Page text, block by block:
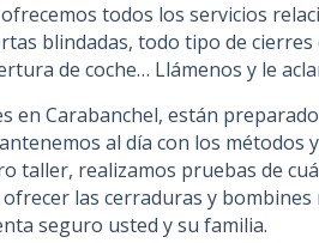
todos los servicios
blindadas, todo tipo de
de coche… Llámenos y le
Carabanchel, están
al día con los
taller, realizamos pruebas de
las cerraduras y
seguro usted y su familia.